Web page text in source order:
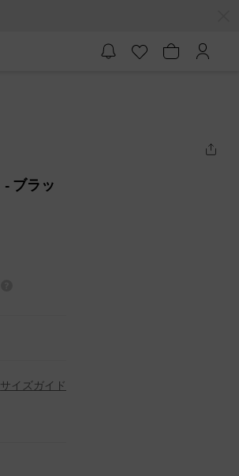
- ブラッ
サイズガイド